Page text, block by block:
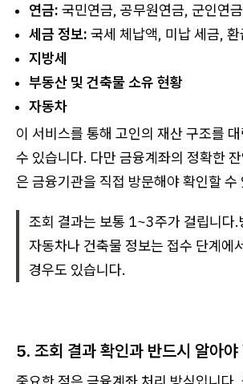
연금: 국민연금, 공무원연금, 군인연
세금 정보: 국세 체납액, 미납 세금, 환
지방세
부동산 및 건축물 소유 현황
자동차
이 서비스를 통해 고인의 재산 구조를
수 있습니다. 다만 금융계좌의 정확한
은 금융기관을 직접 방문해야 확인할 수
조회 결과는 보통 1~3주가 걸립니다.
자동차나 건축물 정보는 접수 단계에
경우도 있습니다.
5. 조회 결과 확인과 반드시 알아